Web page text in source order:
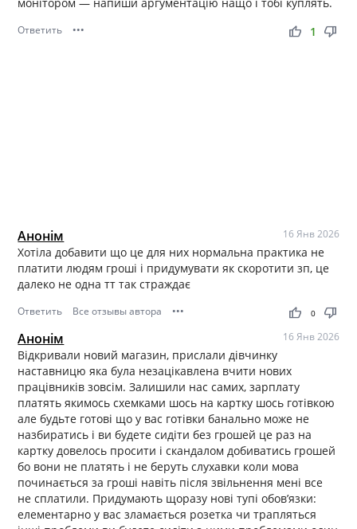
Ответить ••• thumb_up thumb_down
1
Анонім 16 Янв 2026
Хотіла добавити що це для них нормальна практика не
платити людям гроші і придумувати як скоротити зп, це
далеко не одна тт так страждає
Ответить Все отзывы автора ••• thumb_up thumb_down
0
Анонім 16 Янв 2026
Відкривали новий магазин, прислали дівчинку
наставницю яка була незацікавлена вчити нових
працівників зовсім. Залишили нас самих, зарплату
платять якимось схемками шось на картку шось готівкою
але будьте готові що у вас готівки банально може не
назбиратись і ви будете сидіти без грошей це раз на
картку довелось просити і скандалом добиватись грошей
бо вони не платять і не беруть слухавки коли мова
починається за гроші навіть після звільнення мені все
не сплатили. Придумають щоразу нові тупі обов’язки:
елементарно у вас зламається розетка чи трапляться